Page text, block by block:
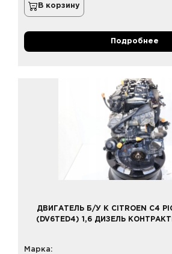
В корзину
Подробнее
ДВИГАТЕЛЬ Б/У К CITROEN C4
(DV6TED4) 1,6 ДИЗЕЛЬ
Марка: